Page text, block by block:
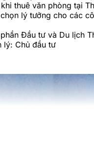
thuê văn phòng tại
lý tưởng cho các
Đầu tư và Du lịch
lý: Chủ đầu tư